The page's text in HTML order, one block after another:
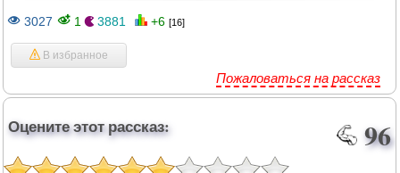
3027 1 3881 +6 [16]
В избранное
Пожаловаться на рассказ
Оцените этот рассказ: 96